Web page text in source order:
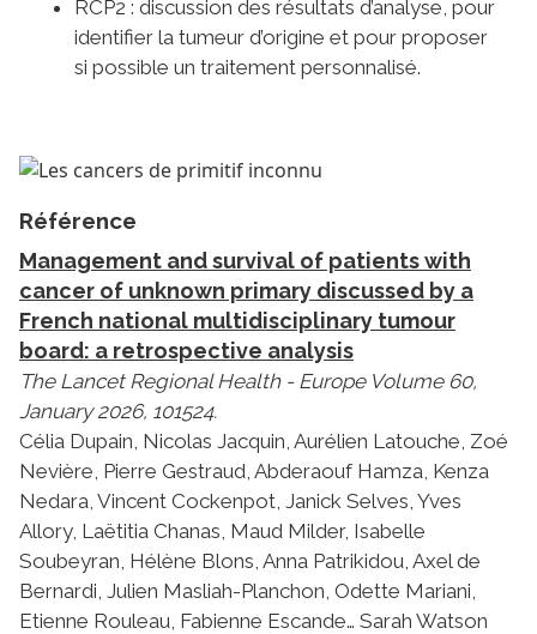
RCP2 : discussion des résultats d’analyse, pour
identifier la tumeur d’origine et pour proposer
si possible un traitement personnalisé.
Référence
Management and survival of patients with
cancer of unknown primary discussed by a
French national multidisciplinary tumour
board: a retrospective analysis
The Lancet Regional Health - Europe Volume 60,
January 2026, 101524.
Célia Dupain, Nicolas Jacquin, Aurélien Latouche, Zoé
Nevière, Pierre Gestraud, Abderaouf Hamza, Kenza
Nedara, Vincent Cockenpot, Janick Selves, Yves
Allory, Laëtitia Chanas, Maud Milder, Isabelle
Soubeyran, Hélène Blons, Anna Patrikidou, Axel de
Bernardi, Julien Masliah-Planchon, Odette Mariani,
Etienne Rouleau, Fabienne Escande… Sarah Watson